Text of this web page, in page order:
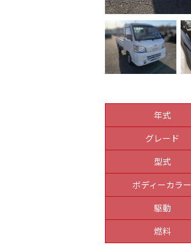
年式
グレード
型式
ボディーカラー
駆動
燃料